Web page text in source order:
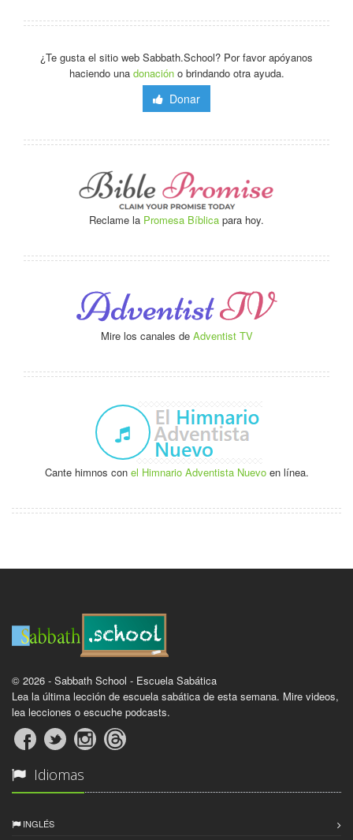
¿Te gusta el sitio web Sabbath.School? Por favor apóyanos
haciendo una donacióno brindando otra ayuda.
Donar
Reclame la Promesa Bíblica para hoy.
Mire los canales de Adventist TV
Cante himnos con el Himnario Adventista Nuevoen línea.
© 2026 - Sabbath School - Escuela Sabática
Lea la última lección de escuela sabática de esta semana. Mire videos,
lea lecciones o escuche podcasts.
Idiomas
INGLÉS